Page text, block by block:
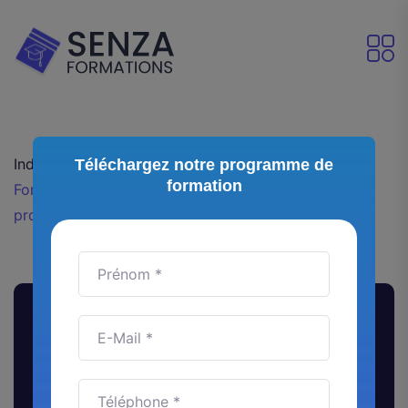
Index
Nos articles
Formation IA éligible Pôle Emploi : comment en
profiter pour booster votre carrière ?
Formation IA éligible Pôle
Emploi : comment en profiter
pour booster votre carrière ?
Téléchargez notre programme de
formation